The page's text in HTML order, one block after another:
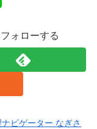
ォローする
ビゲーター なぎさ